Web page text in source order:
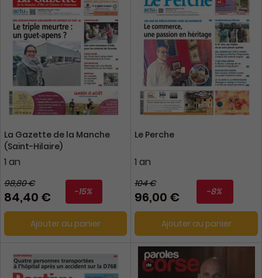
La Gazette de la Manche
(Saint-Hilaire)
1 an
98,80 €
84,40 € -15%
Ajouter au panier
Le Perche
1 an
104 €
96,00 € -8%
Ajouter au panier